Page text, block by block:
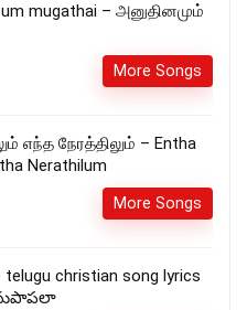
mugathai – அனுதினமும்
More Songs
எந்த நேரத்திலும் – Entha
Nerathilum
More Songs
telugu christian song lyrics